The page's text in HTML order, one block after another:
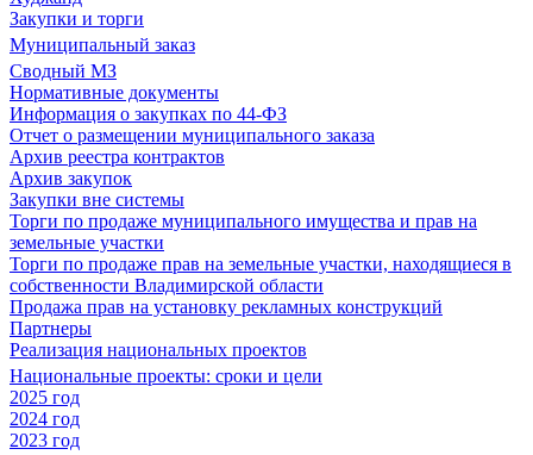
Закупки и торги
Муниципальный заказ
Сводный МЗ
Нормативные документы
Информация о закупках по 44-ФЗ
Отчет о размещении муниципального заказа
Архив реестра контрактов
Архив закупок
Закупки вне системы
Торги по продаже муниципального имущества и прав на
земельные участки
Торги по продаже прав на земельные участки, находящиеся в
собственности Владимирской области
Продажа прав на установку рекламных конструкций
Партнеры
Реализация национальных проектов
Национальные проекты: сроки и цели
2025 год
2024 год
2023 год